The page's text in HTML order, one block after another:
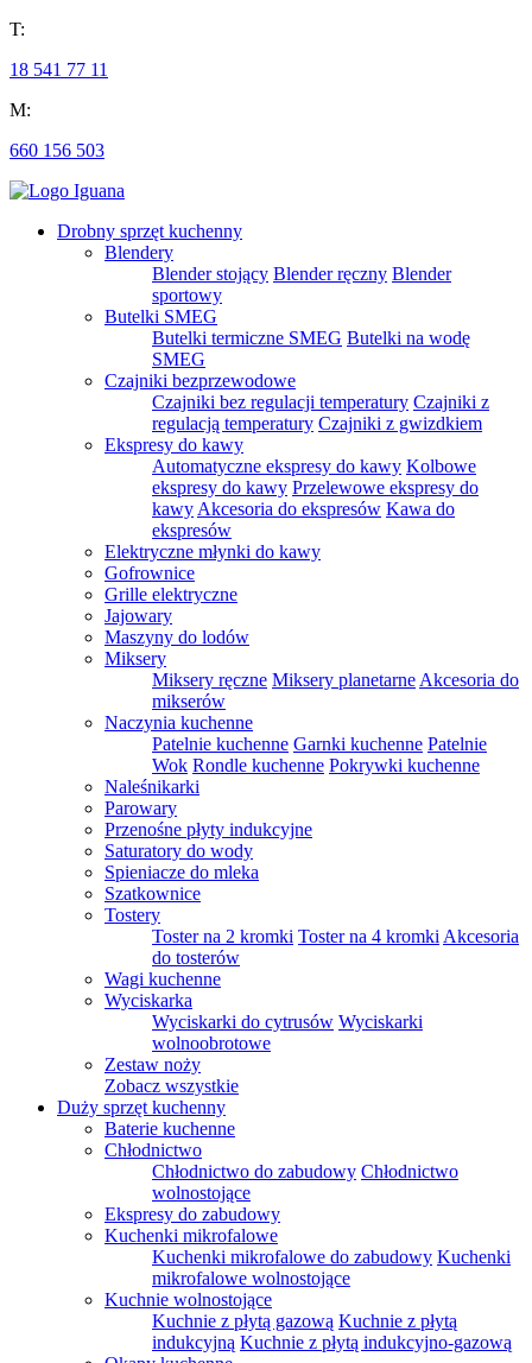
T:
18 541 77 11
M:
660 156 503
Drobny sprzęt kuchenny
Blendery
Blender stojący Blender ręczny Blender
sportowy
Butelki SMEG
Butelki termiczne SMEG Butelki na wodę
SMEG
Czajniki bezprzewodowe
Czajniki bez regulacji temperatury Czajniki z
regulacją temperatury Czajniki z gwizdkiem
Ekspresy do kawy
Automatyczne ekspresy do kawy Kolbowe
ekspresy do kawy Przelewowe ekspresy do
kawy Akcesoria do ekspresów Kawa do
ekspresów
Elektryczne młynki do kawy
Gofrownice
Grille elektryczne
Jajowary
Maszyny do lodów
Miksery
Miksery ręczne Miksery planetarne Akcesoria do
mikserów
Naczynia kuchenne
Patelnie kuchenne Garnki kuchenne Patelnie
Wok Rondle kuchenne Pokrywki kuchenne
Naleśnikarki
Parowary
Przenośne płyty indukcyjne
Saturatory do wody
Spieniacze do mleka
Szatkownice
Tostery
Toster na 2 kromki Toster na 4 kromki Akcesoria
do tosterów
Wagi kuchenne
Wyciskarka
Wyciskarki do cytrusów Wyciskarki
wolnoobrotowe
Zestaw noży
Zobacz wszystkie
Duży sprzęt kuchenny
Baterie kuchenne
Chłodnictwo
Chłodnictwo do zabudowy Chłodnictwo
wolnostojące
Ekspresy do zabudowy
Kuchenki mikrofalowe
Kuchenki mikrofalowe do zabudowy Kuchenki
mikrofalowe wolnostojące
Kuchnie wolnostojące
Kuchnie z płytą gazową Kuchnie z płytą
indukcyjną Kuchnie z płytą indukcyjno-gazową